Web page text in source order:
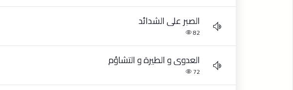
الصبر على الشدائد
82
العدوى و الطيرة و التشاؤم
72